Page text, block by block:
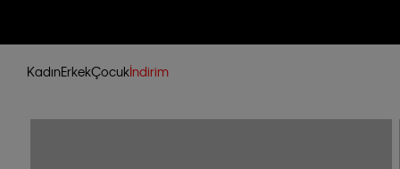
KadınErkekÇocukİndirim